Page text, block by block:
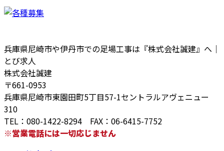
兵庫県尼崎市や伊丹市での足場工事は『株式会社誠建』へ｜
とび求人
株式会社誠建
〒661-0953
兵庫県尼崎市東園田町5丁目57-1セントラルアヴェニュー
310
TEL：080-1422-8294 FAX：06-6415-7752
※営業電話には一切応じません